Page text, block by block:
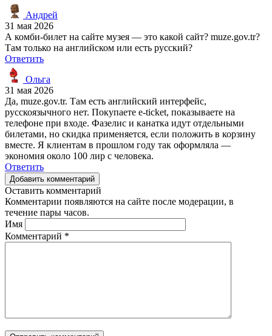
Андрей
31 мая 2026
А комби-билет на сайте музея — это какой сайт? muze.gov.tr?
Там только на английском или есть русский?
Ответить
Ольга
31 мая 2026
Да, muze.gov.tr. Там есть английский интерфейс,
русскоязычного нет. Покупаете e-ticket, показываете на
телефоне при входе. Фазелис и канатка идут отдельными
билетами, но скидка применяется, если положить в корзину
вместе. Я клиентам в прошлом году так оформляла —
экономия около 100 лир с человека.
Ответить
Добавить комментарий
Оставить комментарий
Комментарии появляются на сайте после модерации, в
течение пары часов.
Имя
Комментарий *